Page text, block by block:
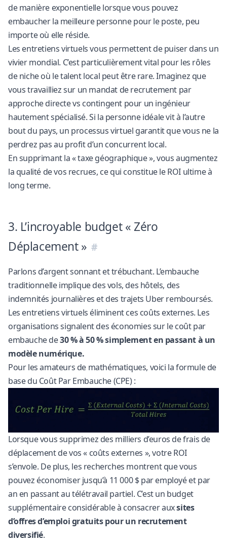
de manière exponentielle lorsque vous pouvez
embaucher la meilleure personne pour le poste, peu
importe où elle réside.
Les entretiens virtuels vous permettent de puiser dans un
vivier mondial. C’est particulièrement vital pour les rôles
de niche où le talent local peut être rare. Imaginez que
vous travailliez sur un mandat derecrutement par
approche directe vs contingent pour un ingénieur
hautement spécialisé. Si la personne idéale vit à l’autre
bout du pays, un processus virtuel garantit que vous ne la
perdrez pas au profit d’un concurrent local.
En supprimant la « taxe géographique », vous augmentez
la qualité de vos recrues, ce qui constitue le ROI ultime à
long terme.
3. L’incroyable budget « Zéro
Déplacement »
Parlons d’argent sonnant et trébuchant. L’embauche
traditionnelle implique des vols, des hôtels, des
indemnités journalières et des trajets Uber remboursés.
Les entretiens virtuels éliminent ces coûts externes. Les
organisations signalent des économies sur le coût par
embauche de30 % à 50 % simplement en passant à un
modèle numérique.
Pour les amateurs de mathématiques, voici la formule de
base du Coût Par Embauche (CPE) :
Lorsque vous supprimez des milliers d’euros de frais de
déplacement de vos « coûts externes », votre ROI
s’envole. De plus, les recherches montrent que vous
pouvez économiser jusqu’à 11 000 $ par employé et par
an en passant au télétravail partiel. C’est un budget
supplémentaire considérable à consacrer auxsites
d’offres d’emploi gratuits pour un recrutement
diversifié.